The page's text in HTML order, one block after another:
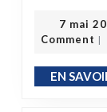
7 mai
Comment |
EN